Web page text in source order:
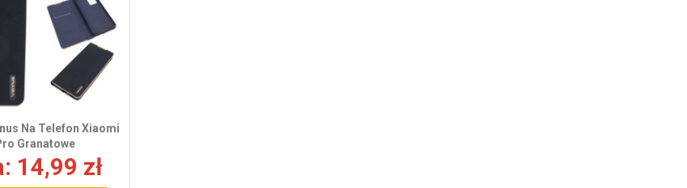
Na Telefon Xiaomi
Granatowe
14,99 zł